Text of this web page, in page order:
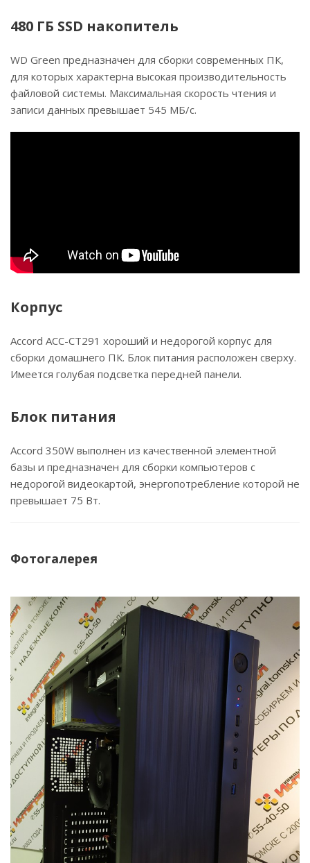
480 ГБ SSD накопитель
WD Green предназначен для сборки современных ПК,
для которых характерна высокая производительность
файловой системы. Максимальная скорость чтения и
записи данных превышает 545 МБ/с.
Корпус
Accord ACC-CT291 хороший и недорогой корпус для
сборки домашнего ПК. Блок питания расположен сверху.
Имеется голубая подсветка передней панели.
Блок питания
Accord 350W выполнен из качественной элементной
базы и предназначен для сборки компьютеров с
недорогой видеокартой, энергопотребление которой не
превышает 75 Вт.
Фотогалерея